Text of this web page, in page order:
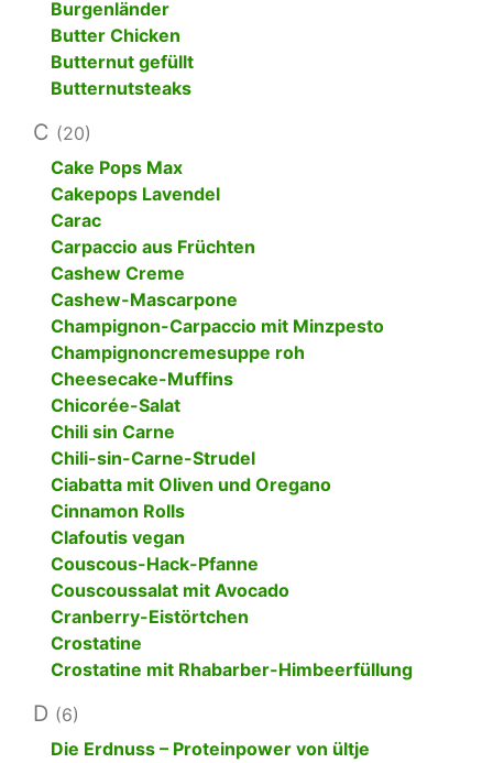
Burgenländer
Butter Chicken
Butternut gefüllt
Butternutsteaks
C (20)
Cake Pops Max
Cakepops Lavendel
Carac
Carpaccio aus Früchten
Cashew Creme
Cashew-Mascarpone
Champignon-Carpaccio mit Minzpesto
Champignoncremesuppe roh
Cheesecake-Muffins
Chicorée-Salat
Chili sin Carne
Chili-sin-Carne-Strudel
Ciabatta mit Oliven und Oregano
Cinnamon Rolls
Clafoutis vegan
Couscous-Hack-Pfanne
Couscoussalat mit Avocado
Cranberry-Eistörtchen
Crostatine
Crostatine mit Rhabarber-Himbeerfüllung
D (6)
Die Erdnuss – Proteinpower von ültje